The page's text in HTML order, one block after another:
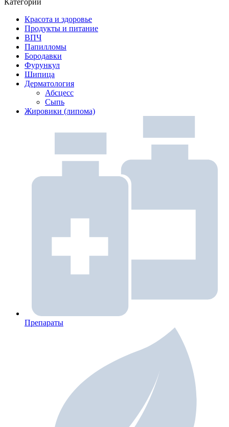
Категории
Красота и здоровье
Продукты и питание
ВПЧ
Папилломы
Бородавки
Фурункул
Шипица
Дерматология
Абсцесс
Сыпь
Жировики (липома)
Препараты